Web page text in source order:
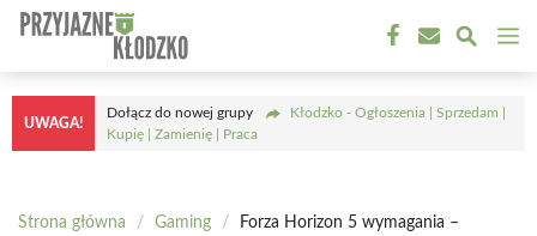
Przejdź
treści
UWAGA!
Dołącz do nowej grupy
Kłodzko - Ogłoszenia | Sprzedam |
Kupię | Zamienię | Praca
Strona główna / Gaming /
Forza Horizon 5 wymagania –